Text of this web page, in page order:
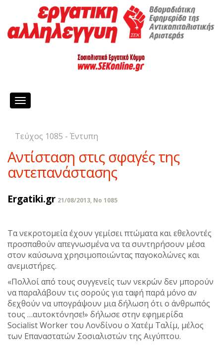
Toggle
Τεύχος 1085 - Έντυπη
Αντίσταση στις σφαγές της
αντεπανάστασης
Ergatiki.gr 21/08/2013, No 1085
Τα νεκροτομεία έχουν γεμίσει πτώματα και εθελοντές
προσπαθούν απεγνωσμένα να τα συντηρήσουν μέσα
στον καύσωνα χρησιμοποιώντας παγοκολώνες και
ανεμιστήρες.
«Πολλοί από τους συγγενείς των νεκρών δεν μπορούν
να παραλάβουν τις σορούς για ταφή παρά μόνο αν
δεχθούν να υπογράψουν μια δήλωση ότι ο άνθρωπός
τους …αυτοκτόνησε!» δήλωσε στην εφημερίδα
Socialist Worker του Λονδίνου ο Χατέμ Ταλίμ, μέλος
των Επαναστατών Σοσιαλιστών της Αιγύπτου.